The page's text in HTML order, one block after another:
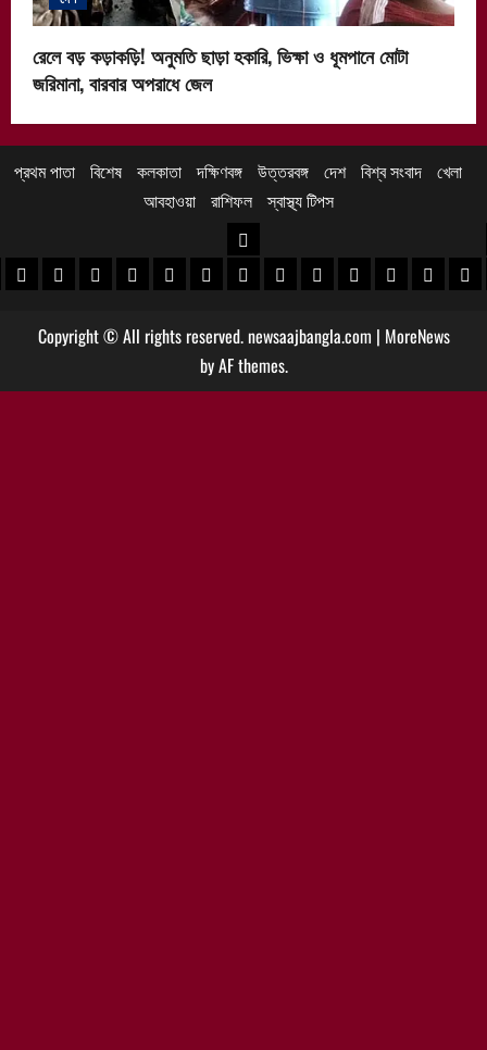
রেলে বড় কড়াকড়ি! অনুমতি ছাড়া হকারি, ভিক্ষা ও ধূমপানে মোটা
জরিমানা, বারবার অপরাধে জেল
প্রথম পাতা বিশেষ কলকাতা দক্ষিণবঙ্গ উত্তরবঙ্গ দেশ বিশ্ব সংবাদ খেলা
আবহাওয়া
রাশিফল স্বাস্থ্য টিপস
খবর
খবর
পুরুলিয়া খবর
বাঁকুড়া খবরপশ্চিম বর্ধমান খবর
পূর্ব বর্ধমান খবর
বীরভূম খবরমুর্শিদাবাদ খবর
উত্তরবঙ্গ
কোচবিহার নিউজ
আলিপুরদুয়ার খবর
জলপাইগুড়ি খবর
শিলিগুড়ি খবর
উত্তরদক্ষিণ
Copyright © All rights reserved. newsaajbangla.com | MoreNews
by AF themes.